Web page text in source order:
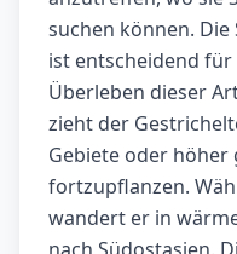
suchen können.
ist entscheidend
Überleben dieser
zieht der
Gebiete oder höher
fortzupflanzen.
wandert er in